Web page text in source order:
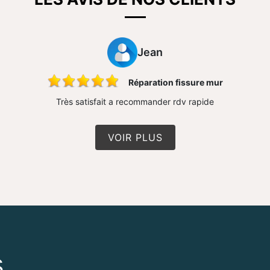
Jean
Réparation fissure mur
Très satisfait a recommander rdv rapide
VOIR PLUS